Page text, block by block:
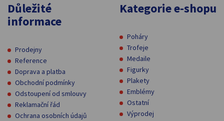
Důležité
informace
Prodejny
Reference
Doprava a platba
Obchodní podmínky
Odstoupení od smlouvy
Reklamační řád
Ochrana osobních údajů
Kategorie e-shopu
Poháry
Trofeje
Medaile
Figurky
Plakety
Emblémy
Ostatní
Výprodej